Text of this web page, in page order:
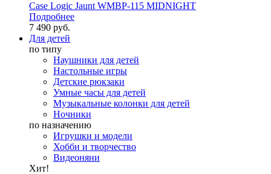
Case Logic Jaunt WMBP-115 MIDNIGHT
Подробнее
7 490 руб.
Для детей
по типу
Наушники для детей
Настольные игры
Детские рюкзаки
Умные часы для детей
Музыкальные колонки для детей
Ночники
по назначению
Игрушки и модели
Хобби и творчество
Видеоняни
Хит!